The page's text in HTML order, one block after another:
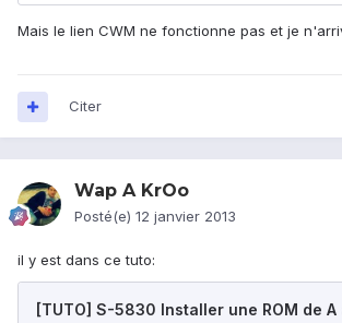
Mais le lien CWM ne fonctionne pas et je
Citer
Wap A KrOo
Posté(e) 12 janvier 2013
il y est dans ce tuto: